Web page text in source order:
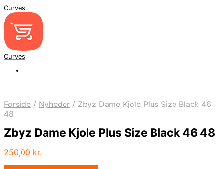
Curves
Curves
Forside / Nyheder / Zbyz Dame Kjole Plus Size Black 46
48
Zbyz Dame Kjole Plus Size Black 46 48
250,00 kr.